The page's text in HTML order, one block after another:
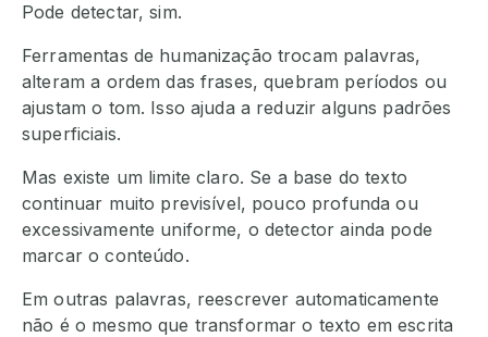
Pode detectar, sim.
Ferramentas de humanização trocam palavras,
alteram a ordem das frases, quebram períodos ou
ajustam o tom. Isso ajuda a reduzir alguns padrões
superficiais.
Mas existe um limite claro. Se a base do texto
continuar muito previsível, pouco profunda ou
excessivamente uniforme, o detector ainda pode
marcar o conteúdo.
Em outras palavras, reescrever automaticamente
não é o mesmo que transformar o texto em escrita